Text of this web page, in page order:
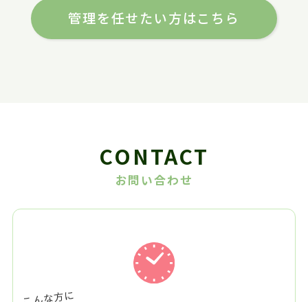
管理を任せたい方はこちら
CONTACT
お問い合わせ